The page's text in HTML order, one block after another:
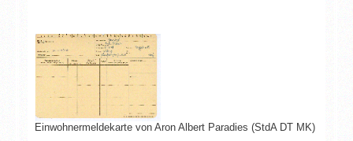
Einwohnermeldekarte von Aron Albert Paradies (StdA DT MK)